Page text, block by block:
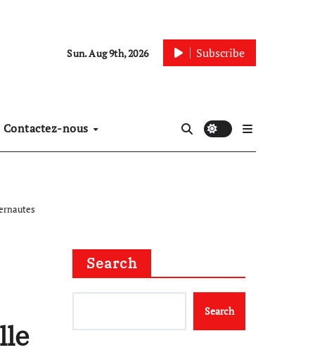
Sun. Aug 9th, 2026 Subscribe
Contactez-nous
Search
Search